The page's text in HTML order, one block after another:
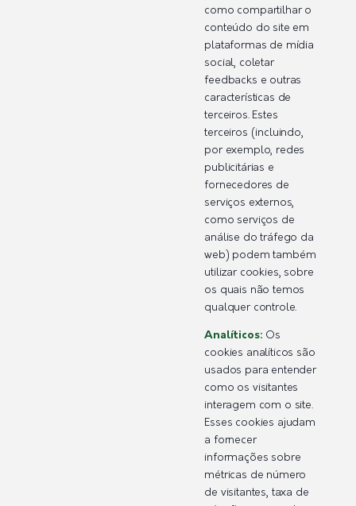
como compartilhar o
conteúdo do site em
plataformas de mídia
social, coletar
feedbacks e outras
características de
terceiros. Estes
terceiros (incluindo,
por exemplo, redes
publicitárias e
fornecedores de
serviços externos,
como serviços de
análise do tráfego da
web) podem também
utilizar cookies, sobre
os quais não temos
qualquer controle.
Analíticos: Os
cookies analíticos são
usados para entender
como os visitantes
interagem com o site.
Esses cookies ajudam
a fornecer
informações sobre
métricas de número
de visitantes, taxa de